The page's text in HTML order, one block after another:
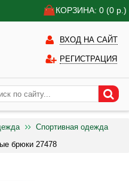
КОРЗИНА: 0 (0 р.)
ВХОД НА САЙТ
РЕГИСТРАЦИЯ
Спортивная одежда
брюки 27478